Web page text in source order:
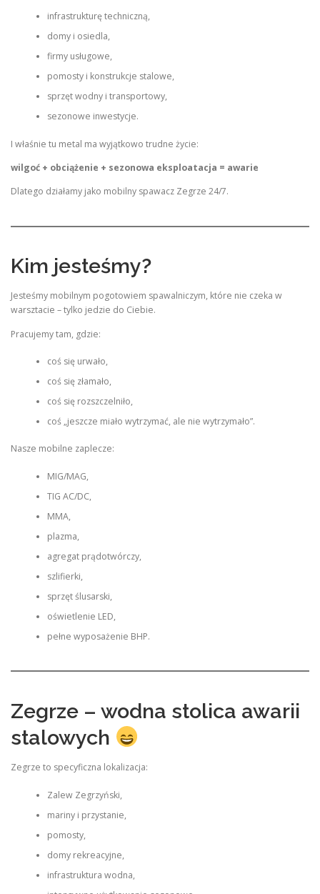
infrastrukturę techniczną,
domy i osiedla,
firmy usługowe,
pomosty i konstrukcje stalowe,
sprzęt wodny i transportowy,
sezonowe inwestycje.
I właśnie tu metal ma wyjątkowo trudne życie:
wilgoć + obciążenie + sezonowa eksploatacja = awarie
Dlatego działamy jako mobilny spawacz Zegrze 24/7.
Kim jesteśmy?
Jesteśmy mobilnym pogotowiem spawalniczym, które nie czeka w
warsztacie – tylko jedzie do Ciebie.
Pracujemy tam, gdzie:
coś się urwało,
coś się złamało,
coś się rozszczelniło,
coś „jeszcze miało wytrzymać, ale nie wytrzymało”.
Nasze mobilne zaplecze:
MIG/MAG,
TIG AC/DC,
MMA,
plazma,
agregat prądotwórczy,
szlifierki,
sprzęt ślusarski,
oświetlenie LED,
pełne wyposażenie BHP.
Zegrze – wodna stolica awarii
stalowych
Zegrze to specyficzna lokalizacja:
Zalew Zegrzyński,
mariny i przystanie,
pomosty,
domy rekreacyjne,
infrastruktura wodna,